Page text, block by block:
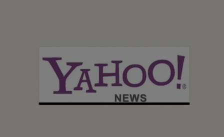
ESPACE PRESSE